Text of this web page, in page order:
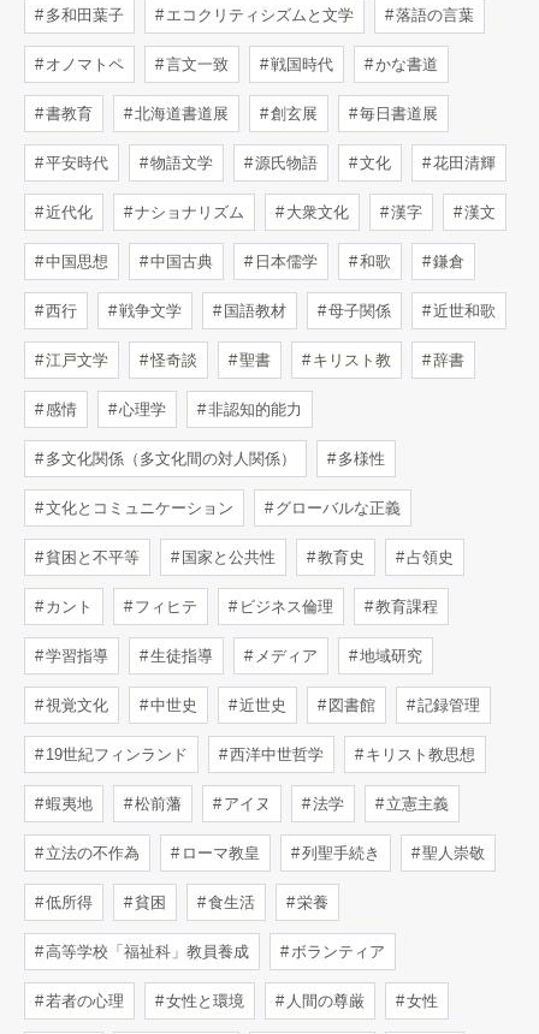
多和田葉子 エコクリティシズムと文学 落語の言葉
オノマトペ 言文一致 戦国時代 かな書道
書教育 北海道書道展 創玄展 毎日書道展
平安時代 物語文学 源氏物語 文化 花田清輝
近代化 ナショナリズム 大衆文化 漢字 漢文
中国思想 中国古典 日本儒学 和歌 鎌倉
西行 戦争文学 国語教材 母子関係 近世和歌
江戸文学 怪奇談 聖書 キリスト教 辞書
感情 心理学 非認知的能力
多文化関係（多文化間の対人関係） 多様性
文化とコミュニケーション グローバルな正義
貧困と不平等 国家と公共性 教育史 占領史
カント フィヒテ ビジネス倫理 教育課程
学習指導 生徒指導 メディア 地域研究
視覚文化 中世史 近世史 図書館 記録管理
19世紀フィンランド 西洋中世哲学 キリスト教思想
蝦夷地 松前藩 アイヌ 法学 立憲主義
立法の不作為 ローマ教皇 列聖手続き 聖人崇敬
低所得 貧困 食生活 栄養
高等学校「福祉科」教員養成 ボランティア
若者の心理 女性と環境 人間の尊厳 女性